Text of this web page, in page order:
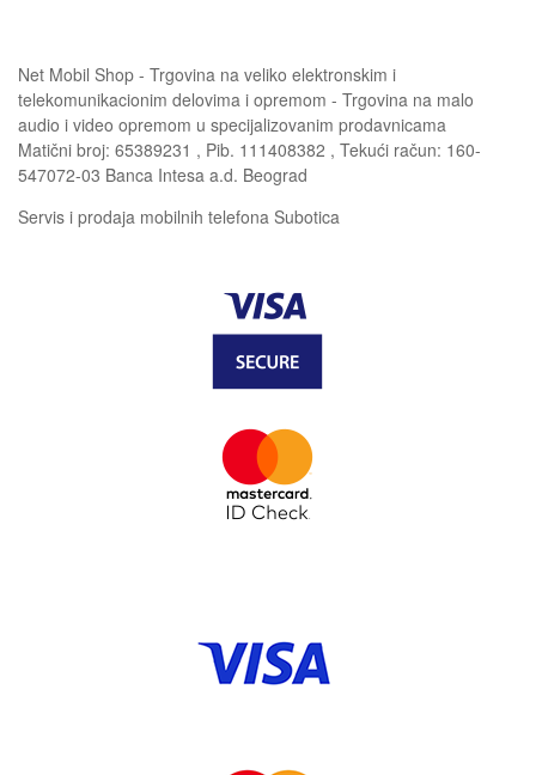
Net Mobil Shop - Trgovina na veliko elektronskim i
telekomunikacionim delovima i opremom - Trgovina na malo
audio i video opremom u specijalizovanim prodavnicama
Matični broj: 65389231 , Pib. 111408382 , Tekući račun: 160-
547072-03 Banca Intesa a.d. Beograd
Servis i prodaja mobilnih telefona Subotica